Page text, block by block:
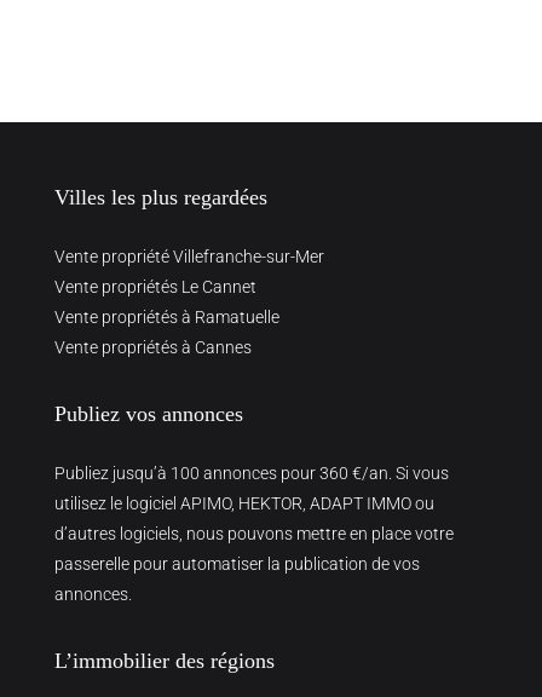
Villes les plus regardées
Vente propriété Villefranche-sur-Mer
Vente propriétés Le Cannet
Vente propriétés à Ramatuelle
Vente propriétés à Cannes
Publiez vos annonces
Publiez jusqu’à 100 annonces pour 360 €/an. Si vous
utilisez le logiciel APIMO, HEKTOR, ADAPT IMMO ou
d’autres logiciels, nous pouvons mettre en place votre
passerelle pour automatiser la publication de vos
annonces.
L’immobilier des régions